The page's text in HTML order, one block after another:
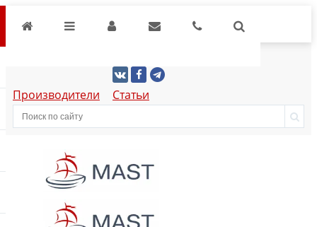
Производители Статьи